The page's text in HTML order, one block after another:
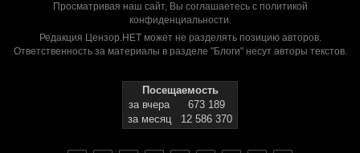
Просматривая наш сайт, Вы соглашаетесь с политикой
конфиденциальности.
Редакция Цензор.НЕТ может не разделять позицию авторов.
Ответственность за материалы в разделе "Блоги" несут авторы текстов.
Посещаемость
за вчера
673 189
за месяц
12 586 370